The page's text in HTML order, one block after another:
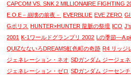
CAPCOM VS. SNK 2 MILLIONAIRE FIGHTING
E.O.E－崩壊の前夜－
EVERBLUE EVE ZERO
Gポリス HUNTER×HUNTER 龍脈の祭壇 ICO
2001 K-1ワールドグランプリ 2002 Lの季節―A
QUIZなないろDREAMS虹色町の奇跡 R4 リッジ
ジェネレーション・ネオ SDガンダム ジージェ
ジェネレーション・ゼロ SDガンダム ジーセン